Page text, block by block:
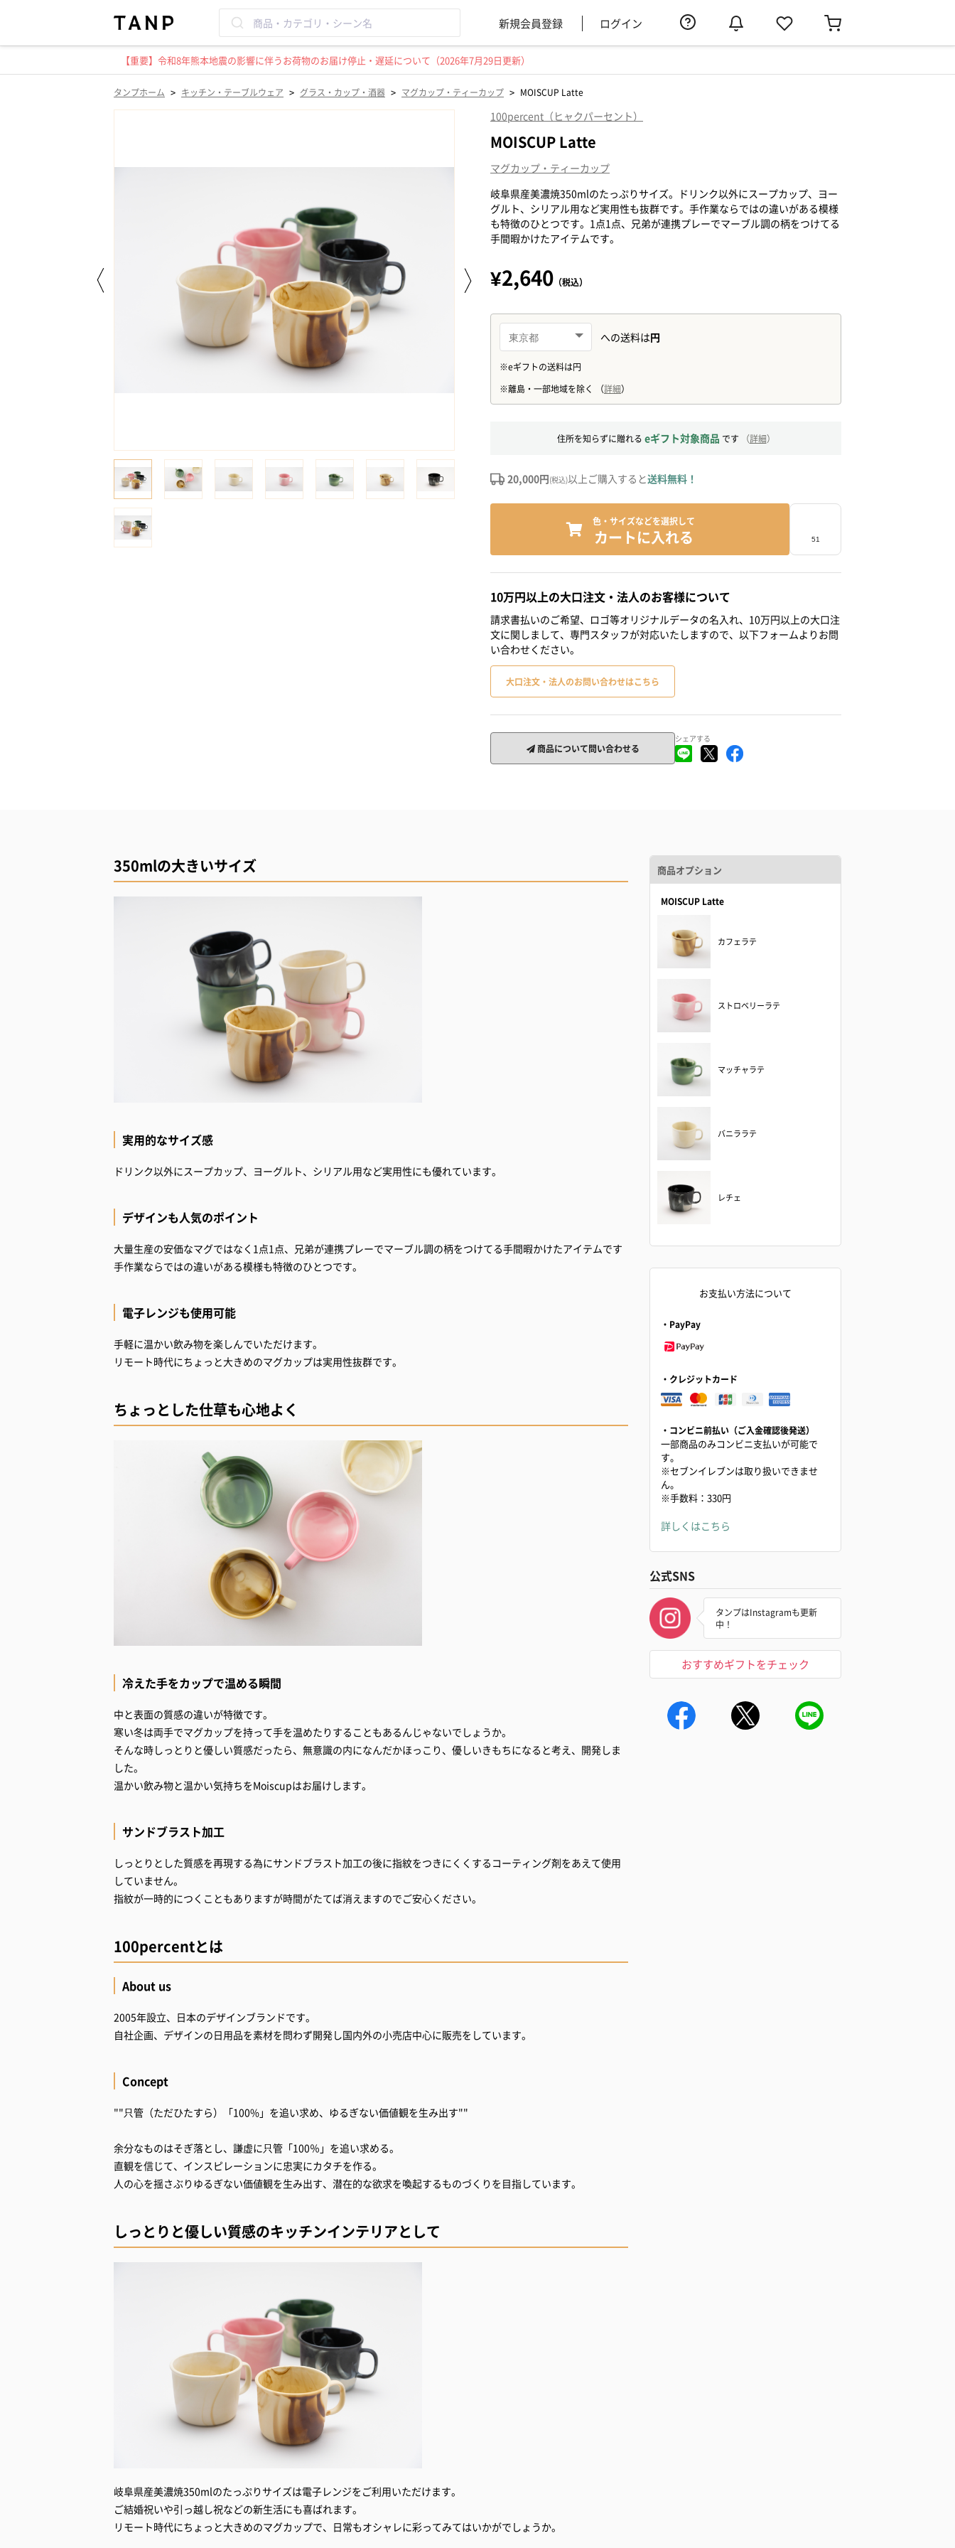
新規会員登録 ログイン
【重要】令和8年熊本地震の影響に伴うお荷物のお届け停止・遅延について（2026年7月29日更新）
タンプホーム > キッチン・テーブルウェア > グラス・カップ・酒器 > マグカップ・ティーカップ > MOISCUP Latte
100percent（ヒャクパーセント）
MOISCUP Latte
マグカップ・ティーカップ
岐阜県産美濃焼350mlのたっぷりサイズ。ドリンク以外にスープカップ、ヨー
グルト、シリアル用など実用性も抜群です。手作業ならではの違いがある模様
も特徴のひとつです。1点1点、兄弟が連携プレーでマーブル調の柄をつけてる
手間暇かけたアイテムです。
¥2,640 （税込）
住所を知らずに贈れる eギフト対象商品 です （詳細）
20,000円(税込)以上ご購入すると送料無料！
色・サイズなどを選択して
カートに入れる
10万円以上の大口注文・法人のお客様について
請求書払いのご希望、ロゴ等オリジナルデータの名入れ、10万円以上の大口注
文に関しまして、専門スタッフが対応いたしますので、以下フォームよりお問
い合わせください。
大口注文・法人のお問い合わせはこちら
商品について問い合わせる
シェアする
350mlの大きいサイズ
実用的なサイズ感
ドリンク以外にスープカップ、ヨーグルト、シリアル用など実用性にも優れています。
デザインも人気のポイント
大量生産の安価なマグではなく1点1点、兄弟が連携プレーでマーブル調の柄をつけてる手間暇かけたアイテムです
手作業ならではの違いがある模様も特徴のひとつです。
電子レンジも使用可能
手軽に温かい飲み物を楽しんでいただけます。
リモート時代にちょっと大きめのマグカップは実用性抜群です。
ちょっとした仕草も心地よく
冷えた手をカップで温める瞬間
中と表面の質感の違いが特徴です。
寒い冬は両手でマグカップを持って手を温めたりすることもあるんじゃないでしょうか。
そんな時しっとりと優しい質感だったら、無意識の内になんだかほっこり、優しいきもちになると考え、開発しま
した。
温かい飲み物と温かい気持ちをMoiscupはお届けします。
サンドブラスト加工
しっとりとした質感を再現する為にサンドブラスト加工の後に指紋をつきにくくするコーティング剤をあえて使用
していません。
指紋が一時的につくこともありますが時間がたてば消えますのでご安心ください。
100percentとは
About us
2005年設立、日本のデザインブランドです。
自社企画、デザインの日用品を素材を問わず開発し国内外の小売店中心に販売をしています。
Concept
""只管（ただひたすら）「100%」を追い求め、ゆるぎない価値観を生み出す""
余分なものはそぎ落とし、謙虚に只管「100％」を追い求める。
直観を信じて、インスピレーションに忠実にカタチを作る。
人の心を揺さぶりゆるぎない価値観を生み出す、潜在的な欲求を喚起するものづくりを目指しています。
しっとりと優しい質感のキッチンインテリアとして
岐阜県産美濃焼350mlのたっぷりサイズは電子レンジをご利用いただけます。
ご結婚祝いや引っ越し祝などの新生活にも喜ばれます。
リモート時代にちょっと大きめのマグカップで、日常もオシャレに彩ってみてはいかがでしょうか。
商品オプション
MOISCUP Latte
カフェラテ
ストロベリーラテ
マッチャラテ
バニララテ
レチェ
お支払い方法について
・PayPay
・クレジットカード
・コンビニ前払い（ご入金確認後発送）
一部商品のみコンビニ支払いが可能で
す。
※セブンイレブンは取り扱いできませ
ん。
※手数料：330円
詳しくはこちら
公式SNS
タンプはInstagramも更新
中！
おすすめギフトをチェック